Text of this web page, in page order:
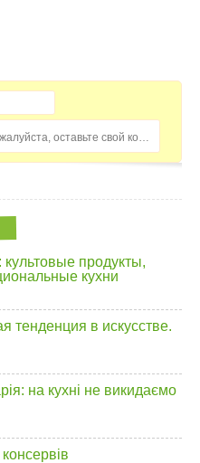
Домохозяйка, пожалуйста, оставьте свой комментарий...
продукты,
кухни
тенденция в искусстве.
на кухні не викидаємо